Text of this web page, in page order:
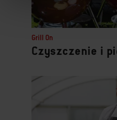
Grill On
Czyszczenie i